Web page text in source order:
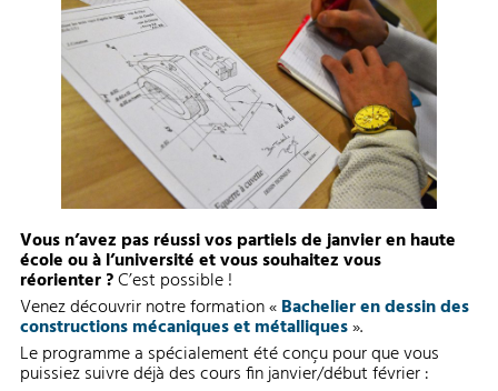
Vous n’avez pas réussi vos partiels de janvier en haute
école ou à l’université et vous souhaitez vous
réorienter ?C’est possible !
Venez découvrir notre formation «Bachelieren dessin des
constructions mécaniques et métalliques».
Le programme a spécialement été conçu pour que vous
puissiez suivre déjà des cours fin janvier/début février :